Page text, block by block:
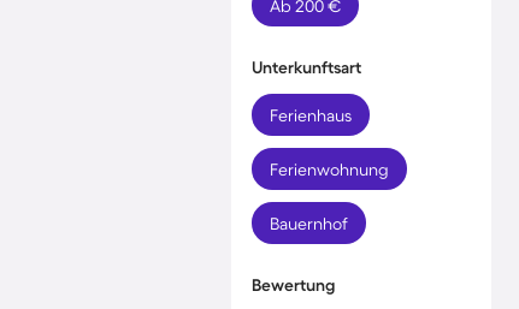
Ab 200 €
Unterkunftsart
Ferienhaus
Ferienwohnung
Bauernhof
Bewertung